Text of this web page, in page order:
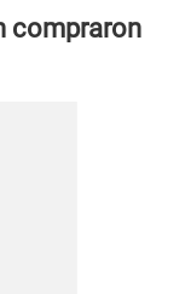
compraron